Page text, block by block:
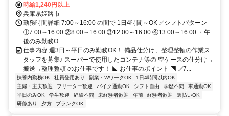
ら車で15分 ★車・バイク通勤OK
時給1,240円以上
兵庫県姫路市
勤務時間詳細 7:00～16:00 の間で 1日4時間～OK ✅シフトパターン
①7:00～16:00 ②8:00～16:00 ③12:00～16:00 ④13:00～16:00 ・午
後のみ勤務O...
仕事内容 週3日～平日のみ勤務OK！ 備品仕分け、整理整頓の作業ス
タッフを募集♪ スーパーで使用したコンテナ等の 空ケースの仕分け→
搬送→整理整頓 のお仕事です！ ◣ お仕事のポイント ◥ ✅7...
扶養内勤務OK 社員登用あり 副業・WワークOK
1日4時間以内OK
主婦・主夫歓迎
フリーター歓迎 バイク通勤OK シフト自由 学歴不問
車通勤OK
平日のみOK
学生歓迎 経験不問 未経験者歓迎 午前 経験者歓迎
週払いOK
研修あり
夕方 ブランクOK